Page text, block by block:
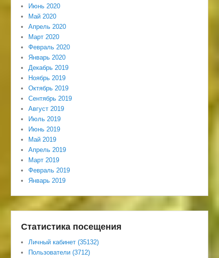
Июнь 2020
Май 2020
Апрель 2020
Март 2020
Февраль 2020
Январь 2020
Декабрь 2019
Ноябрь 2019
Октябрь 2019
Сентябрь 2019
Август 2019
Июль 2019
Июнь 2019
Май 2019
Апрель 2019
Март 2019
Февраль 2019
Январь 2019
Статистика посещения
Личный кабинет (35132)
Пользователи (3712)